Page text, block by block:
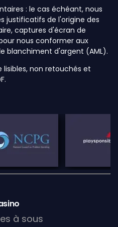
: le cas échéant, nous
justificatifs de l'origine des
captures d'écran de
nous conformer aux
blanchiment d'argent (AML).
non retouchés et
à sous